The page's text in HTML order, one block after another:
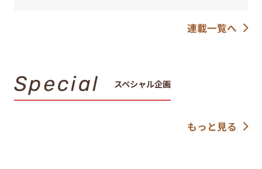
連載一覧へ
Special スペシャル企画
もっと見る